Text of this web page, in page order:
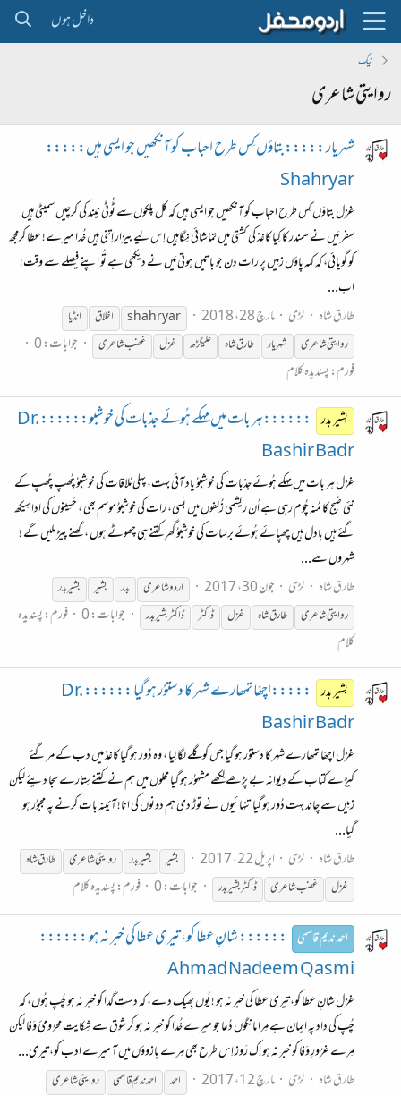
داخل ہوں
ٹیگ
روایتی شاعری
شہریار :::::بتاؤں کِس طرح احباب کو آنکھیں جو ایسی ہیں:::::
Shahryar
غزل بتاؤں کِس طرح احباب کو آنکھیں جو ایسی ہیں کہ کل پلکوں سے ٹُوٹی نیند کی کرچیں سمیٹی ہیں
سفر مَیں نے سمندر کا کِیا کاغذ کی کشتی میں تماشائی نِگاہیں اِس لیے بیزار اِتنی ہیں خُدا میرے! عطا کرمجھ
کو گویائی، کہ کہہ پاؤں زمِیں پر رات دِن جو باتیں ہوتی مَیں نے دیکھی ہے تُو اپنے فیصلے سے وقت!
اب...
طارق شاہ
لڑی مارچ 28، 2018 shahryar اخلاق
انڈیا
روایتیشاعری شہریار طارق شاہ علیگڑھ غزل غضبشاعری
جوابات: 0
فورم:پسندیدہ کلام
بشیر بدر
::::::ہر بات میں مہکے ہُوئے جذبات کی خوشبو:::::: Dr.
Bashir Badr
غزل ہر بات میں مہکے ہُوئے جذبات کی خوشبوُ یاد آئی بہت، پہلی مُلاقات کی خوشبوُ چُھپ چُھپ کے
نئی صُبح کا مُنہ چُوم رہی ہے اُن ریشمی زُلفوں میں بَسی، رات کی خوشبوُ موسم بھی ، حَسِینوں کی ادا سِیکھ
گئے ہیں بادل ہیں چھپائے ہُوئے برسات کی خوشبوُ گھر کتنے ہی چھوٹے ہوں ، گھنے پیڑ ملیں گے !
شہروں سے...
طارق شاہ
لڑی جون 30، 2017 اردوشاعری بدر بشیر
بشیر بدر
روایتیشاعری طارق شاہ غزل ڈاکٹر ڈاکٹر بشیر بدر جوابات: 0 فورم:پسندیدہ
کلام
بشیر بدر
:::::اچھّا تمھارے شہر کا دستوُر ہو گیا :::::: Dr.
Bashir Badr
غزل اچھّا تمھارے شہر کا دستوُر ہو گیا جِس کو گلے لگا لِیا ، وہ دُور ہو گیا کاغذ میں دب کے مر گئے
کیڑے کتاب کے دِیوانہ بے پڑھے لِکھے مشہوُر ہو گیا محلوں میں ہم نے کتنے سِتارے سجا دیئے لیکن
زمِیں سے چاند بہت دُور ہو گیا تنہائیوں نے توڑ دی ہم دونوں کی انا! آئینہ بات کرنے پہ مجبوُر ہو
گیا...
طارق شاہ
لڑی اپریل 22، 2017 بشیر بشیر بدر روایتیشاعری
طارق شاہ
غزل
غضبشاعری ڈاکٹر بشیر بدر جوابات: 0 فورم:پسندیدہ کلام
احمد ندیم قاسمی :::::: شانِ عطا کو، تیری عطا کی خبر نہ ہو ::::::
Ahmad Nadeem Qasmi
غزل شانِ عطا کو، تیری عطا کی خبر نہ ہو ! یُوں بِھیک دے، کہ دستِ گدا کو خبر نہ ہو چُپ ہُوں، کہ
چُپ کی داد پہ ایمان ہے مِرا مانگوں دُعا جو میرے خُدا کو خبر نہ ہو کر شوق سے شِکایتِ محرُومئ وَفا لیکن
مِرے غرُورِ وَفا کو خبر نہ ہو اِک رَوز اِس طرح بھی مِرے بازوؤں میں آ میرے ادب کو، تیری...
طارق شاہ
لڑی مارچ 12، 2017 احمد احمد ندیم قاسمی روایتیشاعری